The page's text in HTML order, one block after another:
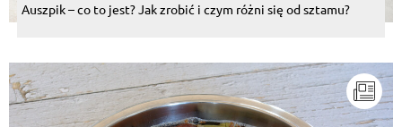
Auszpik – co to jest? Jak zrobić i czym różni się od sztamu?